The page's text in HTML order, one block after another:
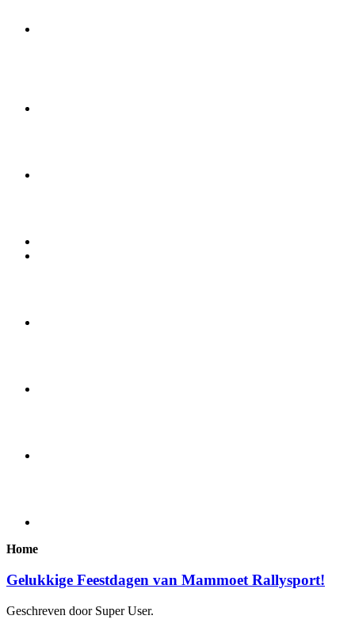
Home
Gelukkige Feestdagen van Mammoet Rallysport!
Geschreven door Super User.